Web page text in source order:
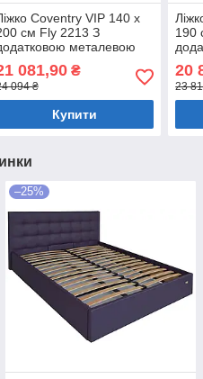
Coventry VIP 140 х
см Fly 2213 З
металевою
рамою
081,90₴
094 ₴
Купити
190
20
23
–25%